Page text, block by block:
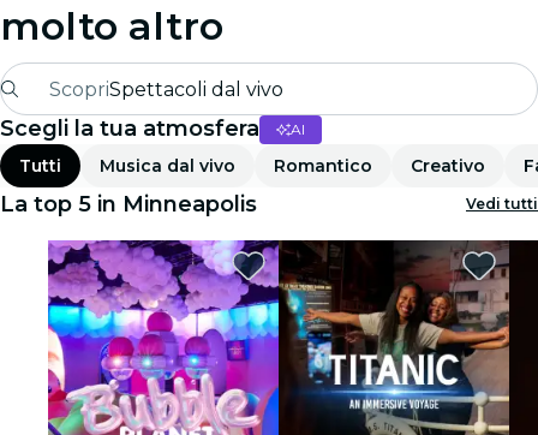
molto altro
ScopriSpettacoli dal vivo
Madrid
Candlelight
Londra
Esperienze e città
San Paolo
Mostre
Scegli la tua atmosfera AI
Tutti Musica dal vivo Romantico Creativo
La top 5 in Minneapolis Vedi tutti